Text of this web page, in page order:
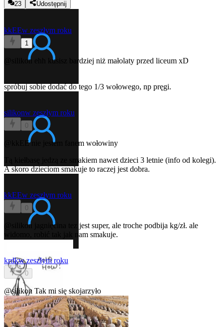
23 Udostępnij
kkEEw zeszłym roku
1
@silikon ehh kusisz bardziej niż małolaty przed liceum xD
spróbuj sobie dodać do tego 1/3 wołowego, np pręgi.
silikonw zeszłym roku
0
@kkEEnie jestem fanem wołowiny
Tą kiełbasę jedzą ze smakiem nawet dzieci 3 letnie (info od kolegi).
A skoro dzieciom smakuje to raczej jest dobra.
kkEEw zeszłym roku
0
@silikon
jagnięcina tez jest super, ale troche podbija kg/zł. ale
widomo, robić tak jak nam smakuje.
krdkw zeszłym roku
0
@silikon Tak mi się skojarzyło